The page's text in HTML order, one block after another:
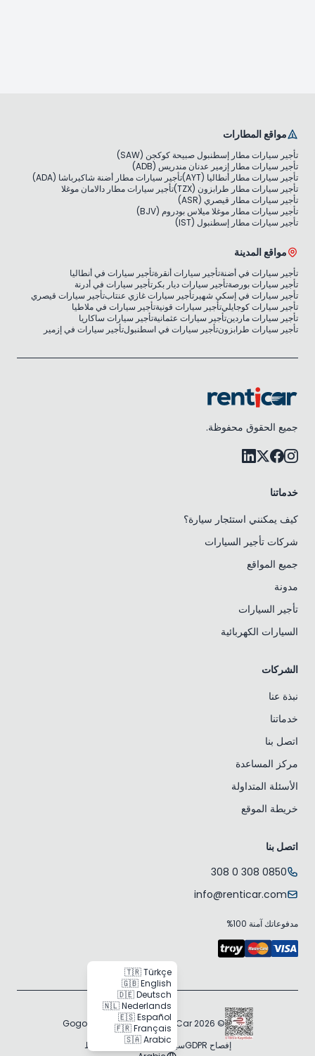
مواقع المطارات
تأجير سيارات مطار إسطنبول صبيحة كوكجن (SAW)
تأجير سيارات مطار إزمير عدنان مندريس (ADB)
تأجير سيارات مطار أنطاليا (AYT)
تأجير سيارات مطار أضنة شاكيرباشا (ADA)
تأجير سيارات مطار طرابزون (TZX)
تأجير سيارات مطار دالامان موغلا
تأجير سيارات مطار قيصري (ASR)
تأجير سيارات مطار موغلا ميلاس بودروم (BJV)
تأجير سيارات مطار إسطنبول (IST)
مواقع المدينة
تأجير سيارات في أضنةتأجير سيارات أنقرةتأجير سيارات في أنطاليا
تأجير سيارات بورصةتأجير سيارات ديار بكرتأجير سيارات في أدرنة
تأجير سيارات في إسكي شهيرتأجير سيارات غازي عنتابتأجير سيارات قيصري
تأجير سيارات كوجايليتأجير سيارات قونيةتأجير سيارات في ملاطيا
تأجير سيارات ماردينتأجير سيارات عثمانيةتأجير سيارات ساكاريا
تأجير سيارات طرابزونتأجير سيارات في اسطنبولتأجير سيارات في إزمير
جميع الحقوق محفوظة.
خدماتنا
كيف يمكنني استئجار سيارة؟
شركات تأجير السيارات
جميع المواقع
مدونة
تأجير السيارات
السيارات الكهربائية
الشركات
نبذة عنا
خدماتنا
اتصل بنا
مركز المساعدة
الأسئلة المتداولة
خريطة الموقع
اتصل بنا
0850 308 0 308
info@renticar.com
مدفوعاتك آمنة 100%
© 2026 Gogocar Bilişim A.Ş. | RentiCar
إفصاح GDPR
سياسة ملفات تعريف الارتباط
🇹🇷 Türkçe
🇬🇧 English
🇩🇪 Deutsch
🇳🇱 Nederlands
🇪🇸 Español
🇫🇷 Français
🇸🇦 Arabic